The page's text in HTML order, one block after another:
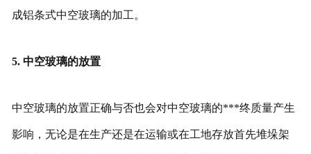
成铝条式中空玻璃的加工。
5. 中空玻璃的放置
中空玻璃的放置正确与否也会对中空玻璃的***终质量产生
影响，无论是在生产还是在运输或在工地存放首先堆垛架